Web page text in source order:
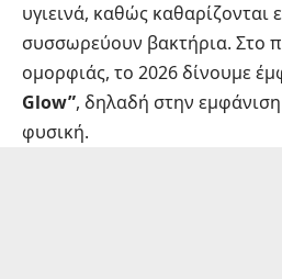
υγιεινά, καθώς καθαρίζονται
συσσωρεύουν βακτήρια. Στο
ομορφιάς, το 2026 δίνουμε
Glow”, δηλαδή στην εμφάνιση
φυσική.